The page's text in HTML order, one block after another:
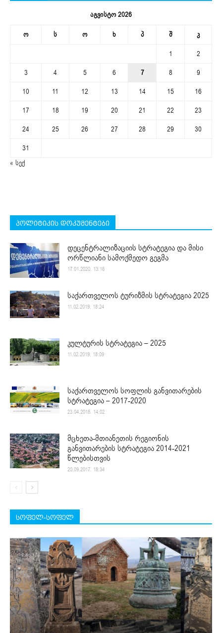
აგვისტო 2026
ო ს ო ხ პ შ კ
1
2
3
4 5 6 7 8
9
10
11 12 13 14 15
16
17
18 19 20 21 22
23
24
25 26 27 28 29
30
31
« სექ
პოლიტიკის დოკუმენტები
დეცენტრალიზაციის სტრატეგია და მისი
ორწლიანი სამოქმედო გეგმა
17.01.2020. 13:16
საქართველოს ტურიზმის სტრატეგია 2025
11.02.2019. 18:24
კულტურის სტრატეგია – 2025
11.02.2019. 18:09
საქართველოს სოფლის განვითარების
სტრატეგია – 2017-2020
23.04.2018. 14:02
მცხეთა-მთიანეთის რეგიონის
განვითარების სტრატეგია 2014-2021
წლებისთვის
20.09.2017. 18:34
სოფელ-სოფელ